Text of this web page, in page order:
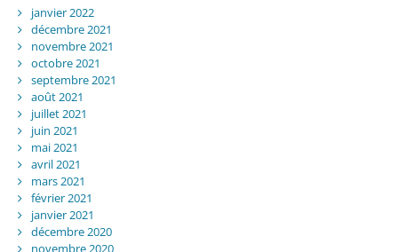
janvier 2022
décembre 2021
novembre 2021
octobre 2021
septembre 2021
août 2021
juillet 2021
juin 2021
mai 2021
avril 2021
mars 2021
février 2021
janvier 2021
décembre 2020